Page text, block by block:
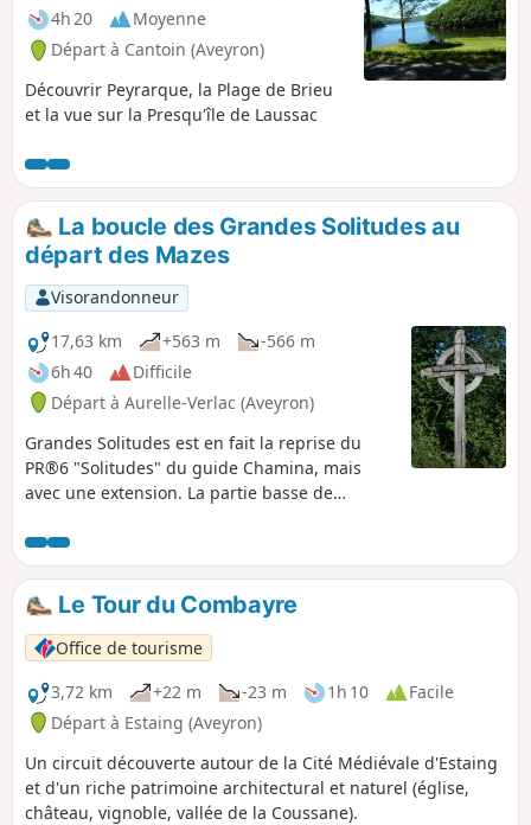
4h 20
Moyenne
Départ à Cantoin (Aveyron)
Découvrir Peyrarque, la Plage de Brieu
et la vue sur la Presqu'île de Laussac
La boucle des Grandes Solitudes au
départ des Mazes
Visorandonneur
17,63 km
+563 m
-566 m
6h 40
Difficile
Départ à Aurelle-Verlac (Aveyron)
Grandes Solitudes est en fait la reprise du
PR®6 "Solitudes" du guide Chamina, mais
avec une extension. La partie basse de
impraticable. Le départ se fait des Mazes vers
le Nord, puis vous allez progressivement
emprunter la draille de la transhumance et
bientôt la tête de plus en plus dans le ciel
vous allez gagner 300m d'altitude et des
panoramas somptueux. Le retour se fera en
suivant la boralde (petite riviére)
Mardonenque.
Le Tour du Combayre
Office de tourisme
3,72 km
+22 m -23 m 1h 10
Facile
Départ à Estaing (Aveyron)
Un circuit découverte autour de la Cité Médiévale d'Estaing
et d'un riche patrimoine architectural et naturel (église,
château, vignoble, vallée de la Coussane).